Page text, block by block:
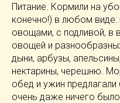
Питание. Кормили на
конечно!) в любом виде:
овощами, с подливой, в
овощей и
дыни, арбузы,
нектарины, черешню.
обед и ужин
очень даже ничего